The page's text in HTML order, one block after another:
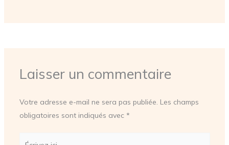
Laisser un commentaire
Votre adresse e-mail ne sera pas publiée. Les champs
obligatoires sont indiqués avec *